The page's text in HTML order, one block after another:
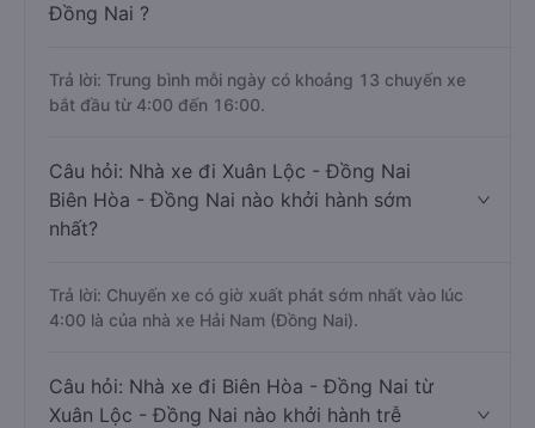
Đồng Nai ?
Trả lời: Trung bình mỗi ngày có khoảng 13 chuyến xe
bắt đầu từ 4:00 đến 16:00.
Câu hỏi: Nhà xe đi Xuân Lộc - Đồng Nai
Biên Hòa - Đồng Nai nào khởi hành sớm
nhất?
Trả lời: Chuyến xe có giờ xuất phát sớm nhất vào lúc
4:00 là của nhà xe Hải Nam (Đồng Nai).
Câu hỏi: Nhà xe đi Biên Hòa - Đồng Nai từ
Xuân Lộc - Đồng Nai nào khởi hành trễ